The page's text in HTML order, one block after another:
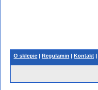
O sklepie | Regulamin | Kontakt |